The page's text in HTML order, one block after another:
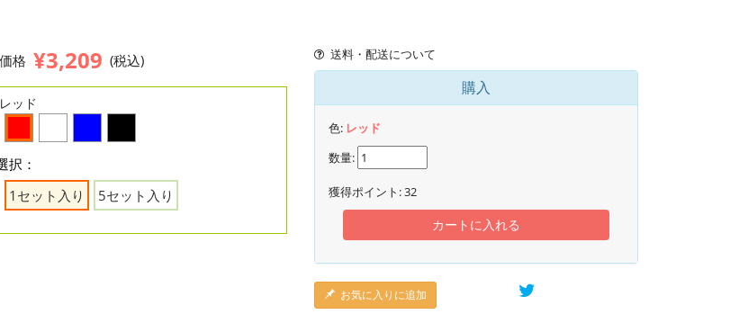
価格 ¥3,209 (税込)
レッド
択：
1セット入り
5セット入り
送料・配送について
購入
色: レッド
数量:
獲得ポイント:32
カートに入れる
お気に入りに追加